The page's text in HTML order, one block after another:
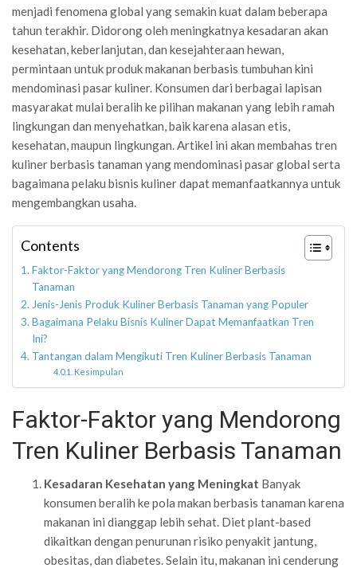
menjadi fenomena global yang semakin kuat dalam beberapa
tahun terakhir. Didorong oleh meningkatnya kesadaran akan
kesehatan, keberlanjutan, dan kesejahteraan hewan,
permintaan untuk produk makanan berbasis tumbuhan kini
mendominasi pasar kuliner. Konsumen dari berbagai lapisan
masyarakat mulai beralih ke pilihan makanan yang lebih ramah
lingkungan dan menyehatkan, baik karena alasan etis,
kesehatan, maupun lingkungan. Artikel ini akan membahas tren
kuliner berbasis tanaman yang mendominasi pasar global serta
bagaimana pelaku bisnis kuliner dapat memanfaatkannya untuk
mengembangkan usaha.
Contents
Faktor-Faktor yang Mendorong Tren Kuliner Berbasis
Tanaman
Jenis-Jenis Produk Kuliner Berbasis Tanaman yang Populer
Bagaimana Pelaku Bisnis Kuliner Dapat Memanfaatkan Tren
Ini?
Tantangan dalam Mengikuti Tren Kuliner Berbasis Tanaman
Kesimpulan
Faktor-Faktor yang Mendorong
Tren Kuliner Berbasis Tanaman
Kesadaran Kesehatan yang Meningkat Banyak
konsumen beralih ke pola makan berbasis tanaman karena
makanan ini dianggap lebih sehat. Diet plant-based
dikaitkan dengan penurunan risiko penyakit jantung,
obesitas, dan diabetes. Selain itu, makanan ini cenderung